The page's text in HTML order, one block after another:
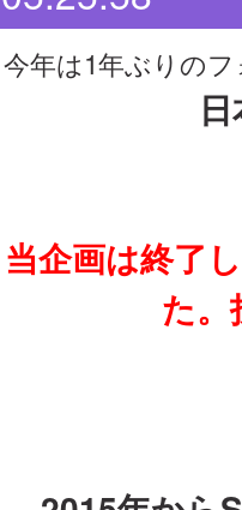
今年は1年ぶりの
当企画は終了
た。